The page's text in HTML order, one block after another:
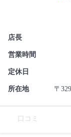
店長
営業時間
定休日
所在地 〒
口コミ